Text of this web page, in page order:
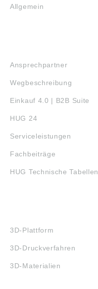
Allgemein
Ansprechpartner
Wegbeschreibung
Einkauf 4.0 | B2B Suite
HUG 24
Serviceleistungen
Fachbeiträge
HUG Technische Tabellen
3D-Plattform
3D-Druckverfahren
3D-Materialien